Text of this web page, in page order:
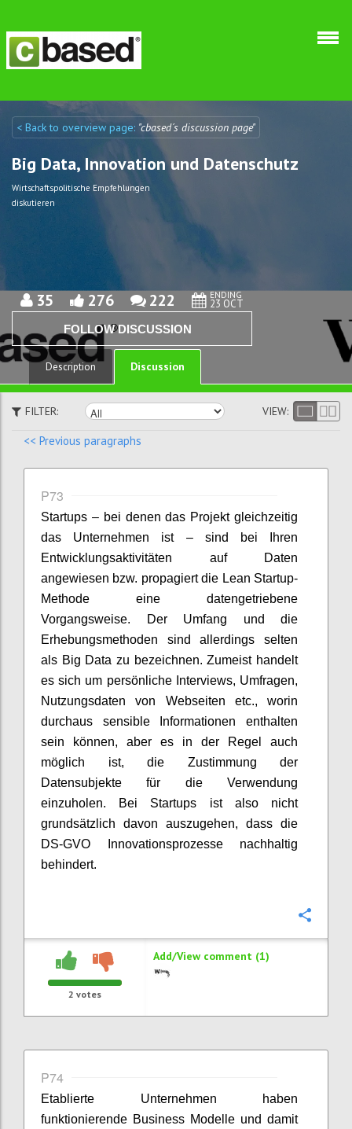
Discuto
Discuto
< Back to overview page: "cbased´s discussion page"
Big Data, Innovation und Datenschutz
Wirtschaftspolitische Empfehlungen
diskutieren
35 276 222 ENDING
23 OCT
FOLLOW DISCUSSION
Description Discussion
FILTER: VIEW:
<< Previous paragraphs
P73
Startups – bei denen das Projekt gleichzeitig
das Unternehmen ist – sind bei Ihren
Entwicklungsaktivitäten auf Daten
angewiesen bzw. propagiert die Lean Startup-
Methode eine datengetriebene
Vorgangsweise. Der Umfang und die
Erhebungsmethoden sind allerdings selten
als Big Data zu bezeichnen. Zumeist handelt
es sich um persönliche Interviews, Umfragen,
Nutzungsdaten von Webseiten etc., worin
durchaus sensible Informationen enthalten
sein können, aber es in der Regel auch
möglich ist, die Zustimmung der
Datensubjekte für die Verwendung
einzuholen. Bei Startups ist also nicht
grundsätzlich davon auszugehen, dass die
DS-GVO Innovationsprozesse nachhaltig
behindert.
2 votes
Add/View comment (1)
P74
Etablierte Unternehmen haben
funktionierende Business Modelle und damit